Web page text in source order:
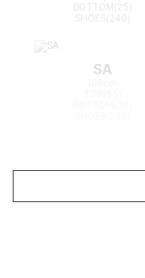
BOTTOM(25)
SA